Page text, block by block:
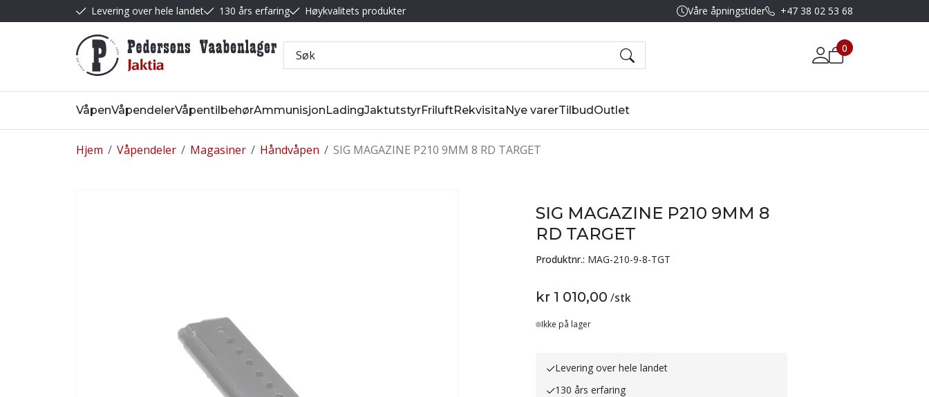
Levering over hele landet 130 års erfaring Høykvalitets produkter Våre åpningstider +47 38 02 53 68
0
VåpenVåpendelerVåpentilbehørAmmunisjonLadingJaktutstyrFriluftRekvisitaNye varerTilbudOutlet
/
Hjem /
Våpendeler /
Magasiner /
Håndvåpen SIG MAGAZINE P210 9MM 8 RD TARGET
SIG MAGAZINE P210 9MM 8
RD TARGET
Produktnr.: MAG-210-9-8-TGT
kr 1 010,00 /stk
Lager
Ikke på lager
Levering over hele landet
130 års erfaring